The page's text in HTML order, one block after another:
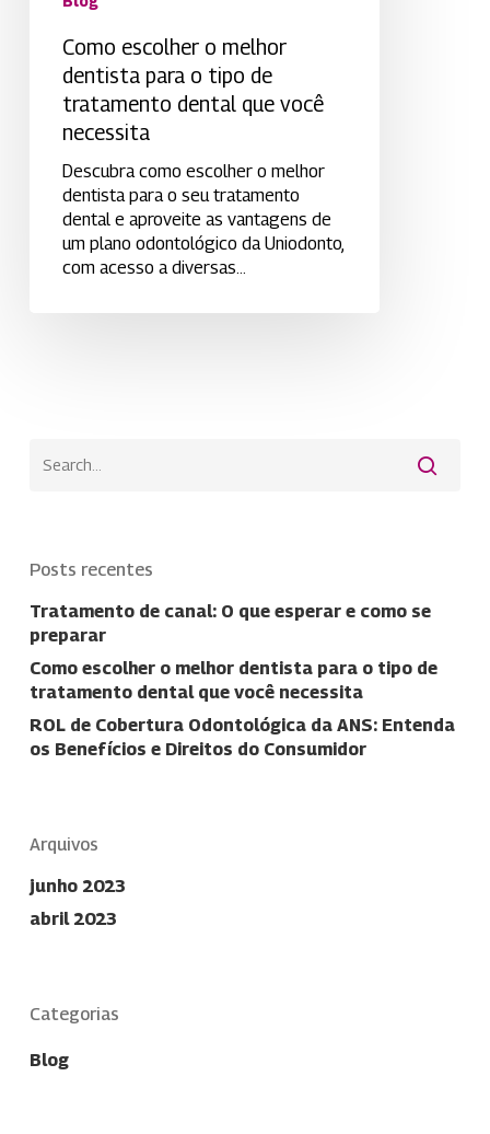
necessita
Como escolher o melhor
dentista para o tipo de
tratamento dental que você
necessita
Descubra como escolher o melhor
dentista para o seu tratamento
dental e aproveite as vantagens de
um plano odontológico da Uniodonto,
com acesso a diversas…
Posts recentes
Tratamento de canal: O que esperar e como se
preparar
Como escolher o melhor dentista para o tipo de
tratamento dental que você necessita
ROL de Cobertura Odontológica da ANS: Entenda
os Benefícios e Direitos do Consumidor
Arquivos
junho 2023
abril 2023
Categorias
Blog